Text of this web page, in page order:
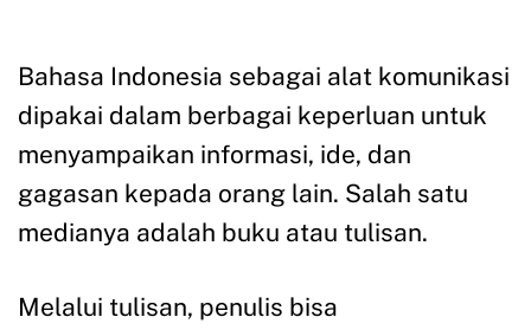
Bahasa Indonesia sebagai alat komunikasi
dipakai dalam berbagai keperluan untuk
menyampaikan informasi, ide, dan
gagasan kepada orang lain. Salah satu
medianya adalah buku atau tulisan.
Melalui tulisan, penulis bisa